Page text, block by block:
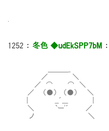
1252 ： 冬色 ◆udEkSPP7bM ：
／ ＼
／ ⌒ ⌒ ＼ な
／ （●） （●） ＼
| __´___ | 宝石とい
＼ `ー'´ ／
ノ ＼ お店を空にする